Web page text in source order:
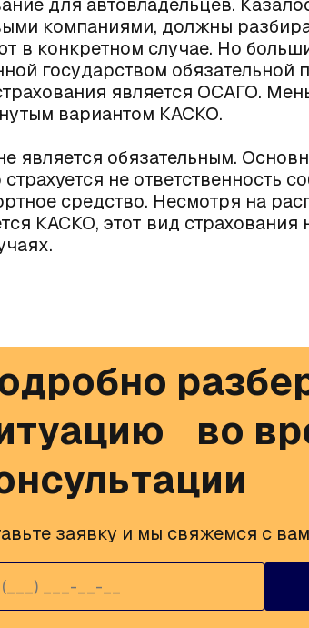
компаниями, должны
в конкретном случае. Но
государством
является ОСАГО.
вариантом КАСКО.
является обязательным.
страхуется не ответственность
средство. Несмотря на
КАСКО, этот вид
во
заявку и мы свяжемся с